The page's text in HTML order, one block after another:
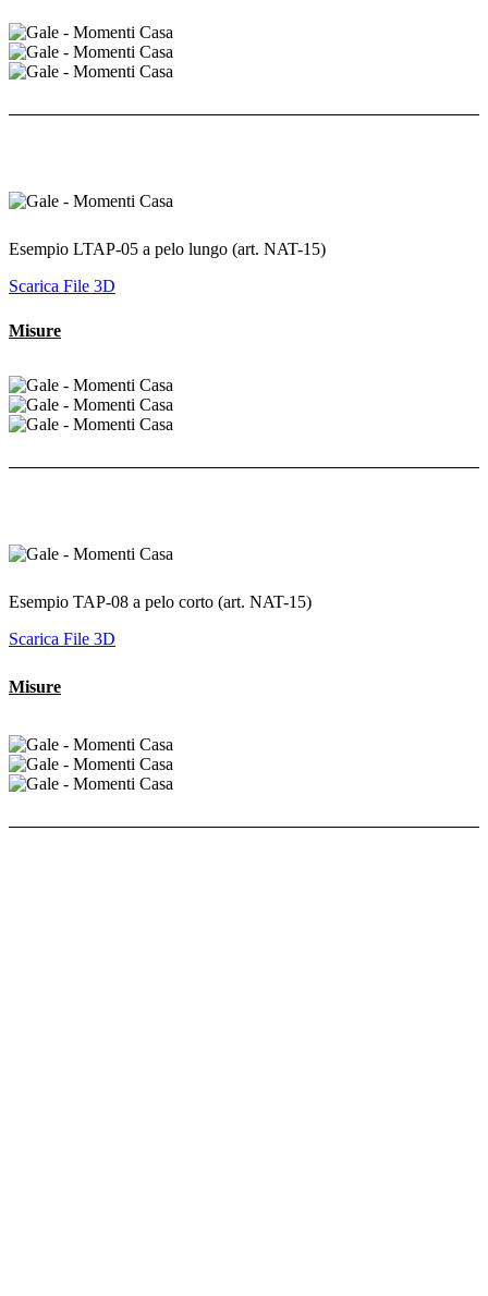
Esempio LTAP-05 a pelo lungo (art. NAT-15)
Scarica File 3D
Misure
Esempio TAP-08 a pelo corto (art. NAT-15)
Scarica File 3D
Misure